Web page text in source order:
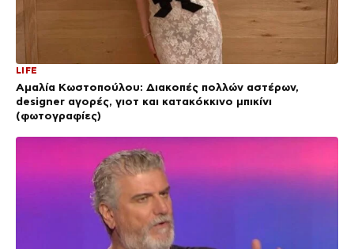
LIFE
Αμαλία Κωστοπούλου: Διακοπές πολλών αστέρων,
designer αγορές, γιοτ και κατακόκκινο μπικίνι
(φωτογραφίες)